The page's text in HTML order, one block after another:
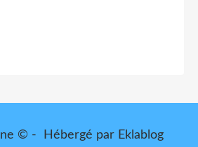
© - Hébergé par Eklablog